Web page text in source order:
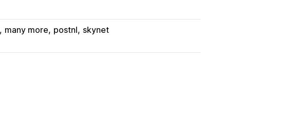
many more postnl skynet